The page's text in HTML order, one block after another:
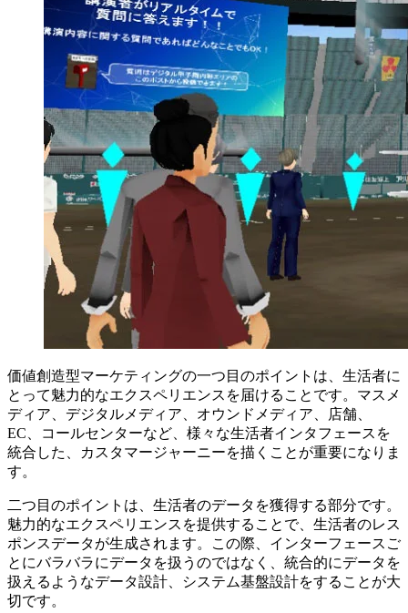
価値創造型マーケティングの一つ目のポイントは、生活者に
とって魅力的なエクスペリエンスを届けることです。マスメ
ディア、デジタルメディア、オウンドメディア、店舗、
EC、コールセンターなど、様々な生活者インタフェースを
統合した、カスタマージャーニーを描くことが重要になりま
す。
二つ目のポイントは、生活者のデータを獲得する部分です。
魅力的なエクスペリエンスを提供することで、生活者のレス
ポンスデータが生成されます。この際、インターフェースご
とにバラバラにデータを扱うのではなく、統合的にデータを
扱えるようなデータ設計、システム基盤設計をすることが大
切です。